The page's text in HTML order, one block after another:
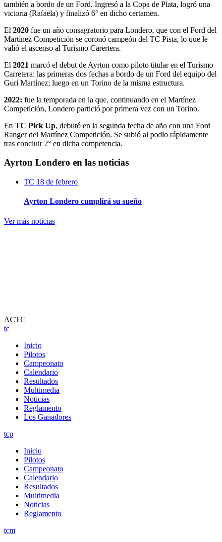
también a bordo de un Ford. Ingresó a la Copa de Plata, logró una
victoria (Rafaela) y finalizó 6° en dicho certamen.
El 2020 fue un año consagratorio para Londero, que con el Ford del
Martínez Competición se coronó campeón del TC Pista, lo que le
valió el ascenso al Turismo Carertera.
El 2021 marcó el debut de Ayrton como piloto titular en el Turismo
Carretera: las primeras dos fechas a bordo de un Ford del equipo del
Gurí Martínez; luego en un Torino de la misma estructura.
2022: fue la temporada en la que, continuando en el Martínez
Competición, Londero partició por primera vez con un Torino.
En TC Pick Up, debutó en la segunda fecha de año con una Ford
Ranger del Martínez Competición. Se subió al podio rápidamente
tras concluir 2° en dicha competencia.
Ayrton Londero en las noticias
TC 18 de febrero
Ayrton Londero cumplirá su sueño
Ver más noticias
ACTC
tc
Inicio
Pilotos
Campeonato
Calendario
Resultados
Multimedia
Noticias
Reglamento
Los Ganadores
tcp
Inicio
Pilotos
Campeonato
Calendario
Resultados
Multimedia
Noticias
Reglamento
tcm